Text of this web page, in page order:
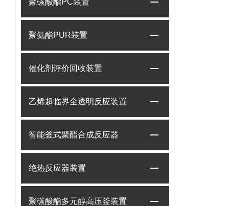
聚碳酸酯PC装置
聚氨酯PUR装置
催化剂评价回收装置
乙烯超临界全透明反应装置
智能釜式聚酯合成反应器
绝热反应器装置
聚碳酸酯多元醇高压釜装置